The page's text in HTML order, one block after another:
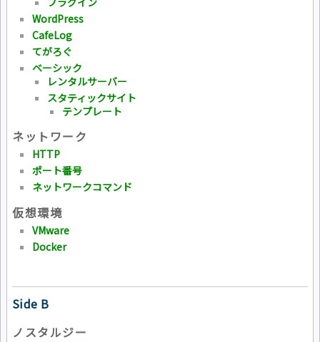
WordPress
CafeLog
てがろぐ
ベーシック
レンタルサーバー
スタティックサイト
テンプレート
ネットワーク
HTTP
ポート番号
ネットワークコマンド
仮想環境
VMware
Docker
Side B
ノスタルジー